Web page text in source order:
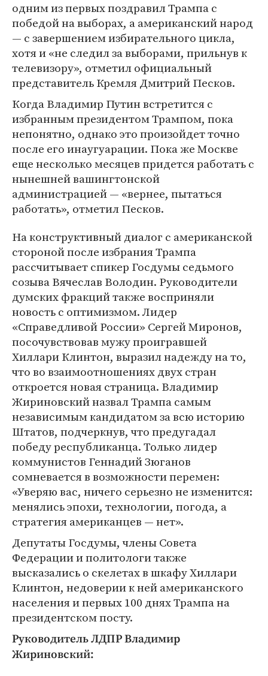
одним из первых поздравил Трампа с
победой на выборах, а американский народ
— с завершением избирательного цикла,
хотя и «не следил за выборами, прильнув к
телевизору», отметил официальный
представитель Кремля Дмитрий Песков.
Когда Владимир Путин встретится с
избранным президентом Трампом, пока
непонятно, однако это произойдет точно
после его инаугуарации. Пока же Москве
еще несколько месяцев придется работать с
нынешней вашингтонской
администрацией — «вернее, пытаться
работать», отметил Песков.
На конструктивный диалог с американской
стороной после избрания Трампа
рассчитывает спикер Госдумы седьмого
созыва Вячеслав Володин. Руководители
думских фракций также восприняли
новость с оптимизмом. Лидер
«Справедливой России» Сергей Миронов,
посочувствовав мужу проигравшей
Хиллари Клинтон, выразил надежду на то,
что во взаимоотношениях двух стран
откроется новая страница. Владимир
Жириновский назвал Трампа самым
независимым кандидатом за всю историю
Штатов, подчеркнув, что предугадал
победу республиканца. Только лидер
коммунистов Геннадий Зюганов
сомневается в возможности перемен:
«Уверяю вас, ничего серьезно не изменится:
менялись эпохи, технологии, погода, а
стратегия американцев — нет».
Депутаты Госдумы, члены Совета
Федерации и политологи также
высказались о скелетах в шкафу Хиллари
Клинтон, недоверии к ней американского
населения и первых 100 днях Трампа на
президентском посту.
Руководитель ЛДПР Владимир
Жириновский: